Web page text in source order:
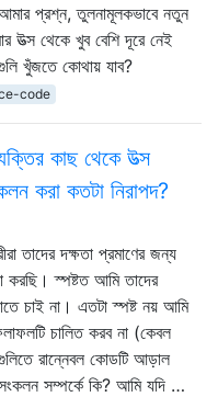
প্রশ্ন, তুলনামূলকভাবে নতুন
উত্স থেকে খুব বেশি দূরে নেই
খুঁজতে কোথায় যাব?
code
কাছ থেকে উত্স
করা কতটা নিরাপদ?
তাদের দক্ষতা প্রমাণের জন্য
করছি। স্পষ্টত আমি তাদের
চাই না। এতটা স্পষ্ট নয় আমি
চালিত করব না (কেবল
রান্নেবল কোডটি আড়াল
সম্পর্কে কি? আমি যদি …